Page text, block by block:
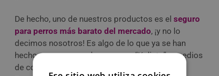
De hecho, uno de nuestros productos es el seguro
para perros más barato del mercado, ¡y no lo
decimos nosotros! Es algo de lo que ya se han
hecho eco comparadores como “Kelisto” o medios
de comunicación como “EPE” (el periódico de